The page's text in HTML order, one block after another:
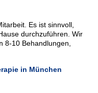
Es ist sinnvoll,
durchzuführen. Wir
8-10 Behandlungen,
in München